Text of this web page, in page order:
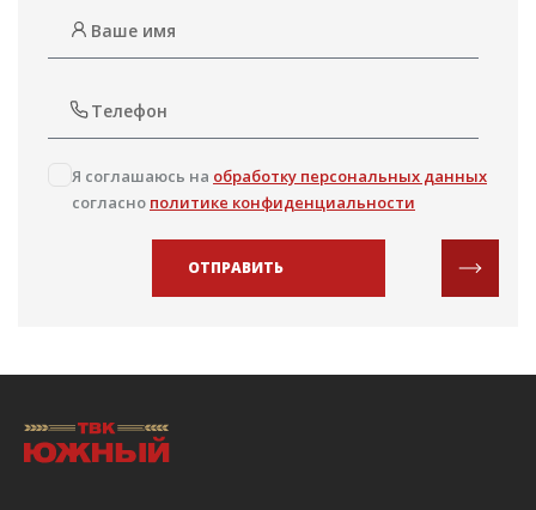
Я соглашаюсь на обработку персональных данных
согласно политике конфиденциальности
ОТПРАВИТЬ